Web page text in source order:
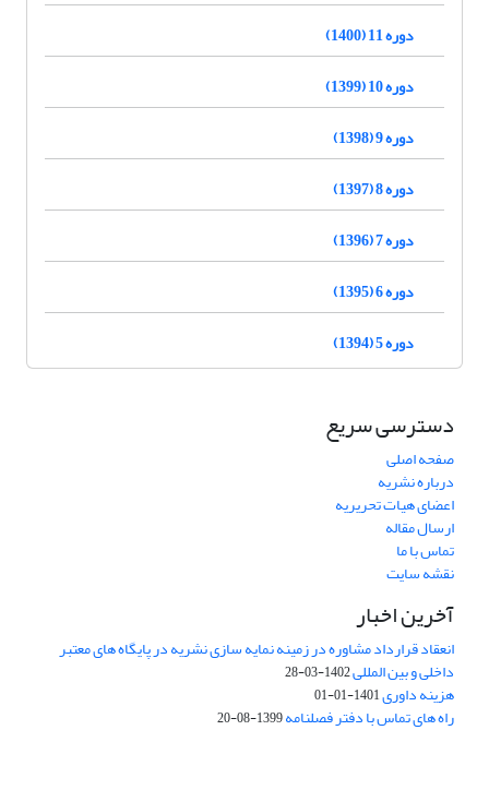
دوره 11 (1400)
دوره 10 (1399)
دوره 9 (1398)
دوره 8 (1397)
دوره 7 (1396)
دوره 6 (1395)
دوره 5 (1394)
دسترسی سریع
صفحه اصلی
درباره نشریه
اعضای هیات تحریریه
ارسال مقاله
تماس با ما
نقشه سایت
آخرین اخبار
انعقاد قرارداد مشاوره در زمینه نمایه سازی نشریه در پایگاه های معتبر
داخلی و بین المللی1402-03-28
هزینه داوری1401-01-01
راه های تماس با دفتر فصلنامه1399-08-20